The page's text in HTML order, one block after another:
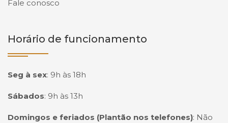
Fale conosco
Horário de funcionamento
Seg à sex: 9h às 18h
Sábados: 9h às 13h
Domingos e feriados (Plantão nos telefones): Não